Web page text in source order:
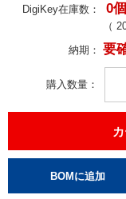
DigiKey在庫数： 0個
（
納期： 要
購入数量